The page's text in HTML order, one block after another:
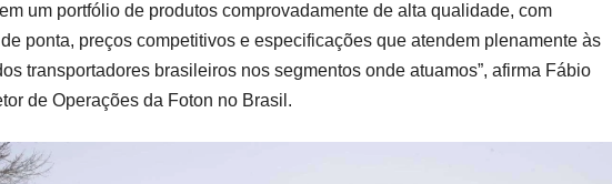
um portfólio de produtos comprovadamente de alta qualidade, com
ponta, preços competitivos e especificações que atendem plenamente às
transportadores brasileiros nos segmentos onde atuamos”, afirma Fábio
de Operações da Foton no Brasil.